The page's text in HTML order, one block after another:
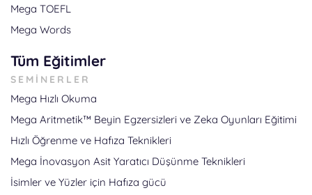
Mega TOEFL
Mega Words
Tüm Eğitimler
SEMINERLER
Mega Hızlı Okuma
Mega Aritmetik™ Beyin Egzersizleri ve Zeka Oyunları Eğitimi
Hızlı Öğrenme ve Hafıza Teknikleri
Mega İnovasyon Asit Yaratıcı Düşünme Teknikleri
İsimler ve Yüzler için Hafıza gücü